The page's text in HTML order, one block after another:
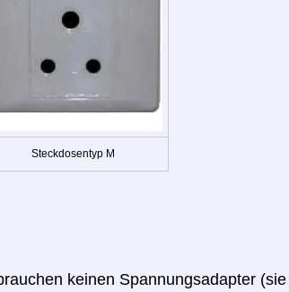
Steckdosentyp M
keinen Spannungsadapter